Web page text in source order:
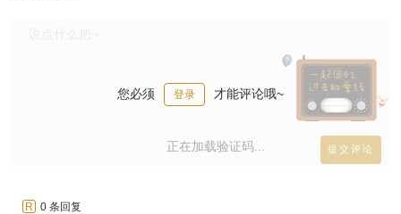
您必须 登录 才能评论哦~
正在加载验证码...
R 0 条回复